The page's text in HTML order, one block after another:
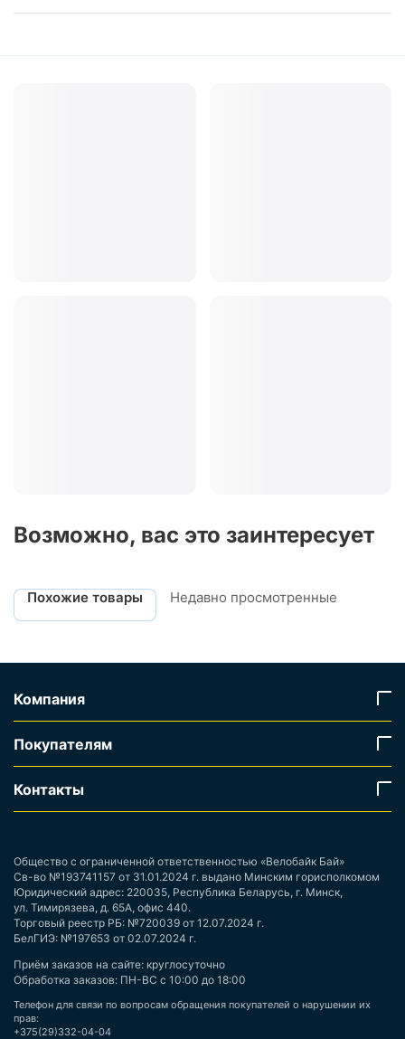
Возможно, вас это заинтересует
Похожие товары Недавно просмотренные
Компания
Покупателям
Контакты
Общество с ограниченной ответственностью «Велобайк Бай»
Св-во №193741157 от 31.01.2024 г. выдано Минским горисполкомом
Юридический адрес: 220035, Республика Беларусь, г. Минск,
ул. Тимирязева, д. 65А, офис 440.
Торговый реестр РБ: №720039 от 12.07.2024 г.
БелГИЭ: №197653 от 02.07.2024 г.
Приём заказов на сайте: круглосуточно
Обработка заказов: ПН-ВС с 10:00 до 18:00
Телефон для связи по вопросам обращения покупателей о нарушении их
прав:
+375(29)332-04-04